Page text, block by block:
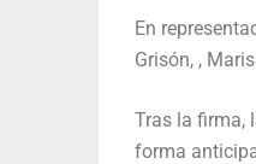
En
Grisón, ,
Tras la firma,
forma